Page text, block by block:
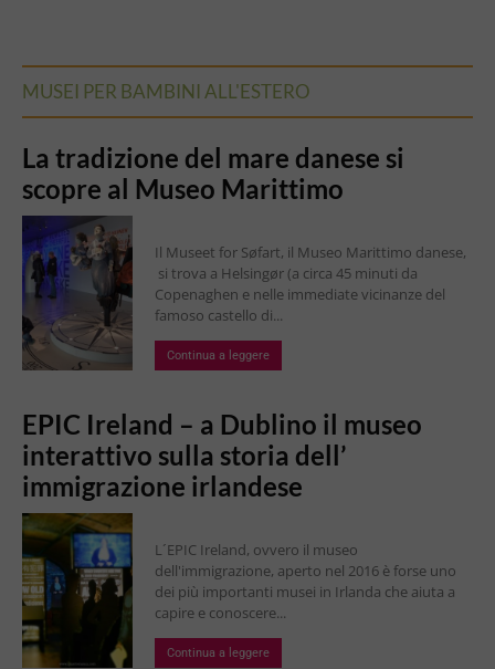
MUSEI PER BAMBINI ALL'ESTERO
La tradizione del mare danese si
scopre al Museo Marittimo
Il Museet for Søfart, il Museo Marittimo danese,
si trova a Helsingør (a circa 45 minuti da
Copenaghen e nelle immediate vicinanze del
famoso castello di...
Continua a leggere
EPIC Ireland – a Dublino il museo
interattivo sulla storia dell’
immigrazione irlandese
L´EPIC Ireland, ovvero il museo
dell'immigrazione, aperto nel 2016 è forse uno
dei più importanti musei in Irlanda che aiuta a
capire e conoscere...
Continua a leggere